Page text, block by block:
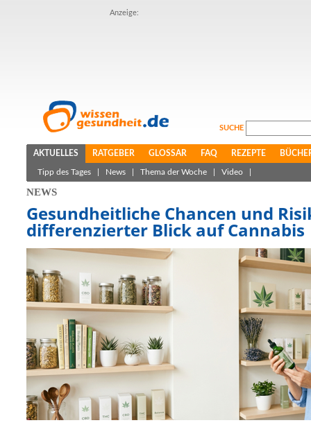
Anzeige:
SUCHE
AKTUELLES RATGEBER GLOSSAR FAQ REZEPTE
Tipp des Tages News Thema der Woche Video
NEWS
Gesundheitliche Chancen und
differenzierter Blick auf Cannabis